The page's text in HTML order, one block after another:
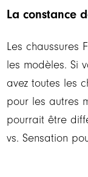
La constance
Les chaussures
les modèles. Si
avez toutes les
pour les autres
pourrait être
vs. Sensation